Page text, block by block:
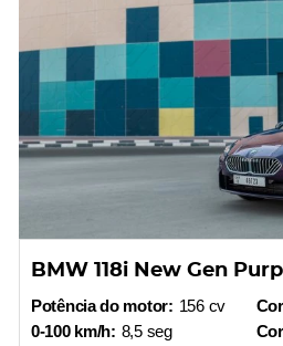
BMW 118i New Gen
Potência do motor: 156 cv
0-100 km/h: 8,5 seg